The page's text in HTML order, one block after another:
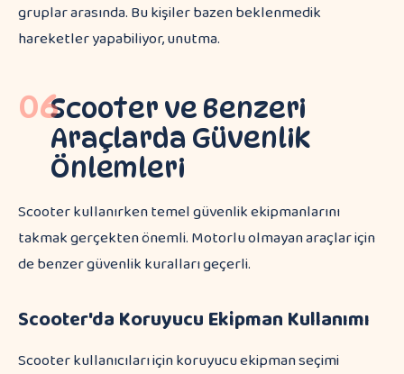
gruplar arasında. Bu kişiler bazen beklenmedik
hareketler yapabiliyor, unutma.
06Scooter ve Benzeri
Araçlarda Güvenlik
Önlemleri
Scooter kullanırken temel güvenlik ekipmanlarını
takmak gerçekten önemli. Motorlu olmayan araçlar için
de benzer güvenlik kuralları geçerli.
Scooter'da Koruyucu Ekipman Kullanımı
Scooter kullanıcıları için koruyucu ekipman seçimi